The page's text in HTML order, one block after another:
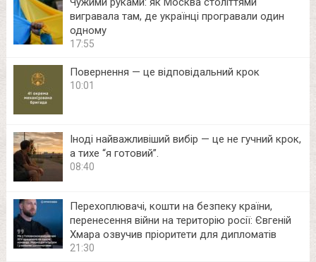
вигравала там, де українці програвали один
одному
17:55
Повернення — це відповідальний крок
10:01
Іноді найважливіший вибір — це не гучний крок,
а тихе “я готовий”.
08:40
Перехоплювачі, кошти на безпеку країни,
перенесення війни на територію росії: Євгеній
Хмара озвучив пріоритети для дипломатів
21:30